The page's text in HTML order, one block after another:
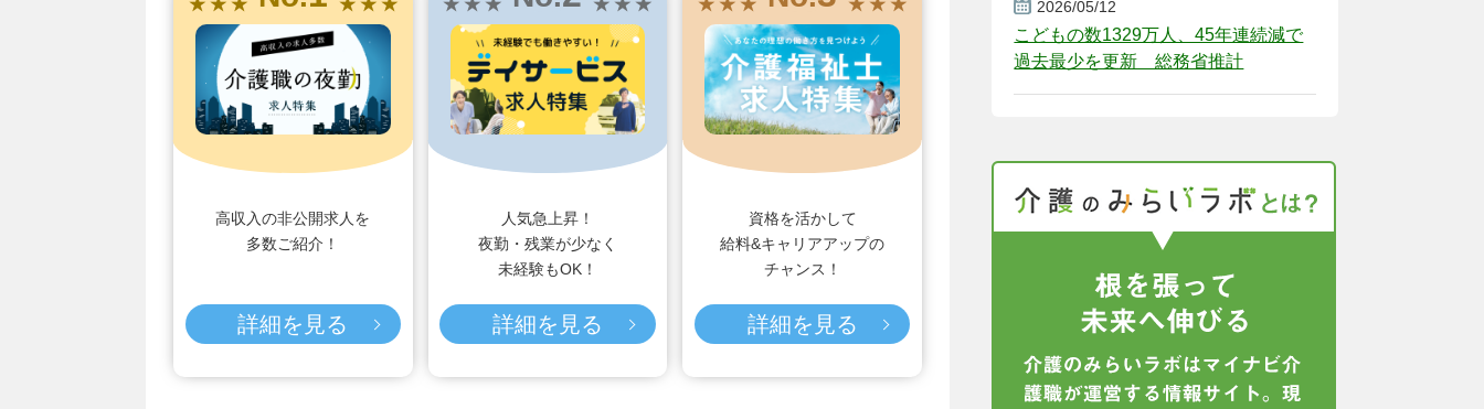
★ ★ ★ ★ ★ ★
高収入の非公開求人を
多数ご紹介！
詳細を見る
★ ★ ★ ★ ★ ★
人気急上昇！
夜勤・残業が少なく
未経験もOK！
詳細を見る
★ ★ ★ ★ ★ ★
資格を活かして
給料&キャリアアップの
チャンス！
詳細を見る
2026/05/12
こどもの数1329万人、45年連続減で
過去最少を更新 総務省推計